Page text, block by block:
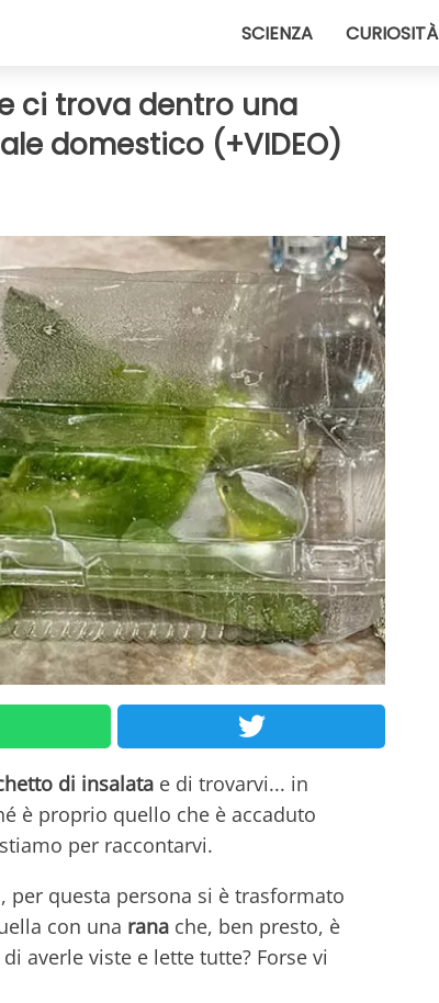
SCIENZA CURIOSITÀ
ci trova dentro una
domestico (+VIDEO)
di insalata e di trovarvi... in
è proprio quello che è accaduto
per raccontarvi.
questa persona si è trasformato
con una rana che, ben presto, è
averle viste e lette tutte? Forse vi